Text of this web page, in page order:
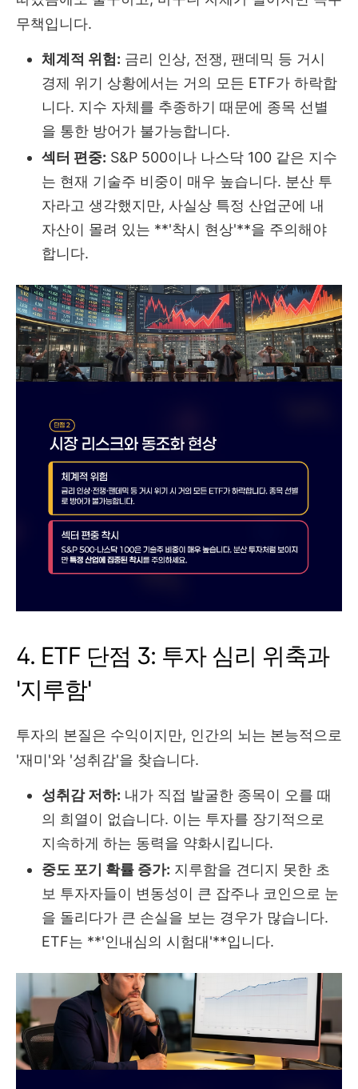
무책입니다.
체계적 위험: 금리 인상, 전쟁, 팬데믹 등 거시
경제 위기 상황에서는 거의 모든 ETF가 하락합
니다. 지수 자체를 추종하기 때문에 종목 선별
을 통한 방어가 불가능합니다.
섹터 편중: S&P 500이나 나스닥 100 같은 지수
는 현재 기술주 비중이 매우 높습니다. 분산 투
자라고 생각했지만, 사실상 특정 산업군에 내
자산이 몰려 있는 **'착시 현상'**을 주의해야
합니다.
4. ETF 단점 3: 투자 심리 위축과
'지루함'
투자의 본질은 수익이지만, 인간의 뇌는 본능적으로
'재미'와 '성취감'을 찾습니다.
성취감 저하: 내가 직접 발굴한 종목이 오를 때
의 희열이 없습니다. 이는 투자를 장기적으로
지속하게 하는 동력을 약화시킵니다.
중도 포기 확률 증가: 지루함을 견디지 못한 초
보 투자자들이 변동성이 큰 잡주나 코인으로 눈
을 돌리다가 큰 손실을 보는 경우가 많습니다.
ETF는 **'인내심의 시험대'**입니다.